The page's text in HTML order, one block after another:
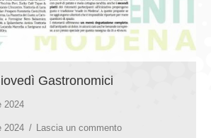
Gastronomici
2024
2024
Lascia un commento